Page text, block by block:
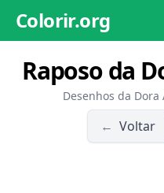
Colorir.org
Raposo da
Desenhos da
← Voltar